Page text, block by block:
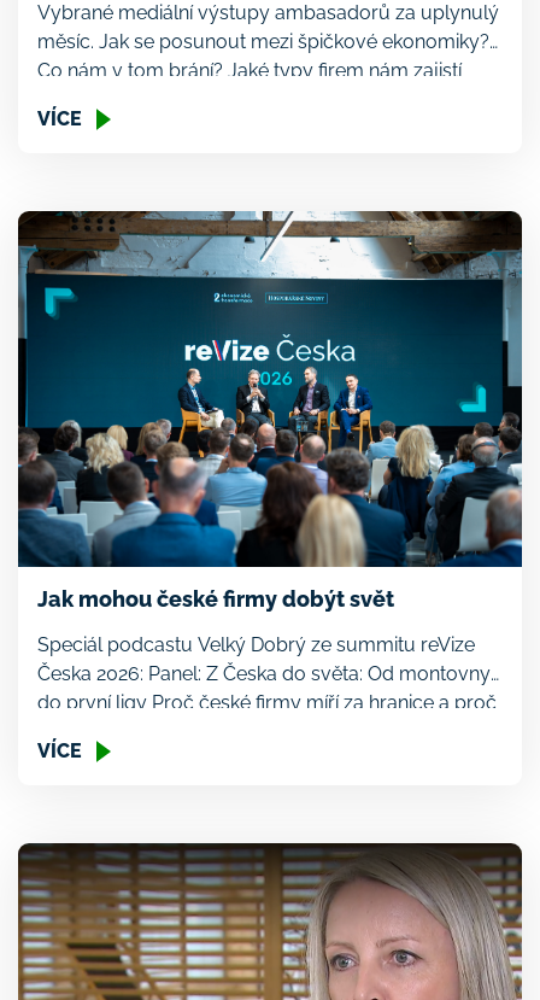
Vybrané mediální výstupy ambasadorů za uplynulý
měsíc. Jak se posunout mezi špičkové ekonomiky?
Co nám v tom brání? Jaké typy firem nám zajistí
aby se ekonomika rozhýbala? To vše a mnohem víc
českého byznysu reVize Česka, který pořádá […]
VÍCE
Jak mohou české firmy dobýt svět
Speciál podcastu Velký Dobrý ze summitu reVize
Česka 2026: Panel: Z Česka do světa: Od montovny
do první ligy Proč české firmy míří za hranice a proč
zahraniční akvizici jsem dělal, protože mě to bavilo a
VÍCE